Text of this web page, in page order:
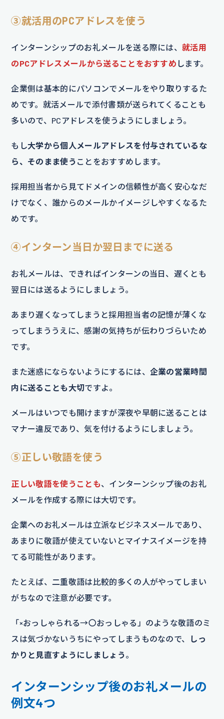
③就活用のPCアドレスを使う
インターンシップのお礼メールを送る際には、就活用
のPCアドレスメールから送ることをおすすめ します。
企業側は基本的にパソコンでメールをやり取りするた
めです。就活メールで添付書類が送られてくることも
多いので、PCアドレスを使うようにしましょう。
もし大学から個人メールアドレスを付与されているな
ら、そのまま使う ことをおすすめします。
採用担当者から見てドメインの信頼性が高く安心なだ
けでなく、誰からのメールかイメージしやすくなるた
めです。
④インターン当日か翌日までに送る
お礼メールは、できればインターンの当日、遅くとも
翌日には送るようにしましょう。
あまり遅くなってしまうと採用担当者の記憶が薄くな
ってしまううえに、感謝の気持ちが伝わりづらいため
です。
また迷惑にならないようにするには、 企業の営業時間
内に送ることも大切ですよ。
メールはいつでも開けますが深夜や早朝に送ることは
マナー違反であり、気を付けるようにしましょう。
⑤正しい敬語を使う
正しい敬語を使うことも、インターンシップ後のお礼
メールを作成する際には大切です。
企業へのお礼メールは立派なビジネスメールであり、
あまりに敬語が使えていないとマイナスイメージを持
てる可能性があります。
たとえば、二重敬語は比較的多くの人がやってしまい
がちなので注意が必要です。
「×おっしゃられる→〇おっしゃる」のような敬語のミ
スは気づかないうちにやってしまうものなので、
しっ
かりと見直すようにしましょう 。
インターンシップ後のお礼メールの
例文4つ